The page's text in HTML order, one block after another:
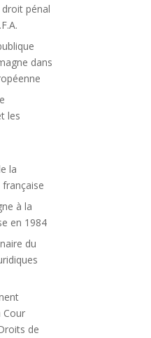
pénal
dans
les
la
à la
en 1984
du
Cour
de